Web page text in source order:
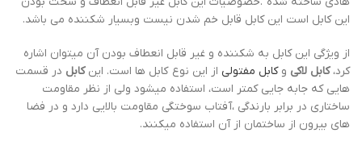
این کابل است این کابل قابل خم شدن نیست وبسیار شکننده می باشد.
از ویژگی این کابل به شکننده و غیر قابل انعطاف بودن آن میتوان اشاره
کرد،کابل لاکی وکابل مفتولی از این نوع کابل ها است. اینکابل در قسمت
هایی که جابه جایی کمتر است، استفاده میشود ولی از نظر مقاومت
ساختاری در برابر بارندگی ،آفتاب سوختگی مقاومت بالایی دارد و در فضا
های بیرون از ساختمان از آن استفاده میکنند.